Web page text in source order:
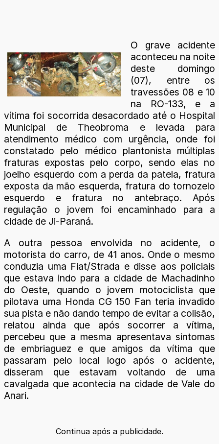
O grave acidente
aconteceu na noite
deste domingo
(07), entre os
travessões 08 e 10
na RO-133, e a
vítima foi socorrida desacordado até o Hospital
Municipal de Theobroma e levada para
atendimento médico com urgência, onde foi
constatado pelo médico plantonista múltiplas
fraturas expostas pelo corpo, sendo elas no
joelho esquerdo com a perda da patela, fratura
exposta da mão esquerda, fratura do tornozelo
esquerdo e fratura no antebraço. Após
regulação o jovem foi encaminhado para a
cidade de Ji-Paraná.
A outra pessoa envolvida no acidente, o
motorista do carro, de 41 anos. Onde o mesmo
conduzia uma Fiat/Strada e disse aos policiais
que estava indo para a cidade de Machadinho
do Oeste, quando o jovem motociclista que
pilotava uma Honda CG 150 Fan teria invadido
sua pista e não dando tempo de evitar a colisão,
relatou ainda que após socorrer a vítima,
percebeu que a mesma apresentava sintomas
de embriaguez e que amigos da vítima que
passaram pelo local logo após o acidente,
disseram que estavam voltando de uma
cavalgada que acontecia na cidade de Vale do
Anari.
Continua após a publicidade.